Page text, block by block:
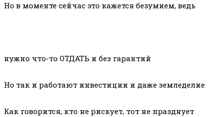
Но в моменте сейчас это кажется безумием, ведь
нужно что-то ОТДАТЬ и без гарантий
Но так и работают инвестиции и даже земледелие
Как говорится, кто не рискует, тот не празднует